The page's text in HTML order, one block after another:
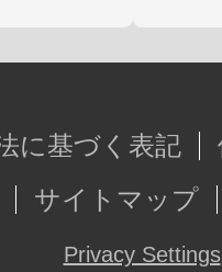
に基づく表記
サイトマップ
Privacy Settings